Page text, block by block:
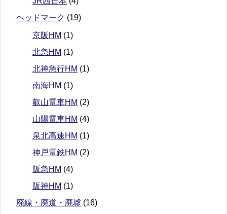
ヘッドマーク (19)
京阪HM (1)
北急HM (1)
北神急行HM (1)
南海HM (1)
叡山電車HM (2)
山陽電車HM (4)
泉北高速HM (1)
神戸電鉄HM (2)
阪急HM (4)
阪神HM (1)
廃線・廃道・廃墟 (16)